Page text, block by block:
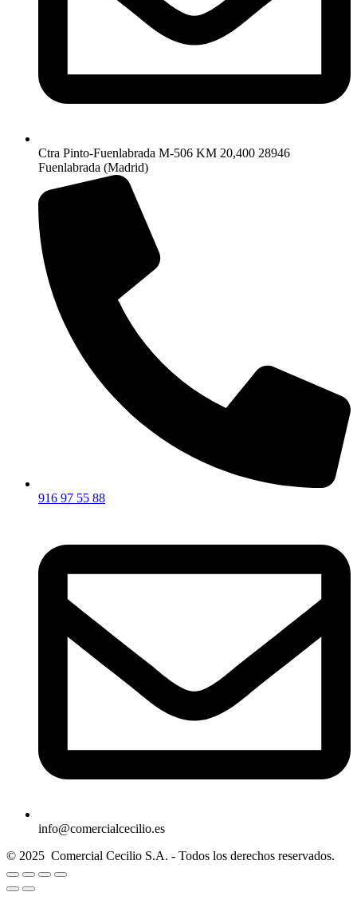
Ctra Pinto-Fuenlabrada M-506 KM 20,400 28946
Fuenlabrada (Madrid)
916 97 55 88
info@comercialcecilio.es
© 2025 Comercial Cecilio S.A. - Todos los derechos reservados.